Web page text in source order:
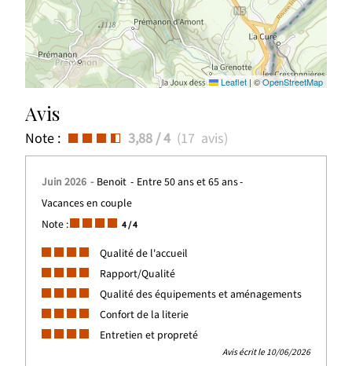
Leaflet | ©OpenStreetMap
Avis
Note : 3,88 / 4 (17 avis)
Juin 2026 Benoit
Entre 50 ans et 65 ans
Vacances en couple
Note :
4/ 4
Qualité de l'accueil
Rapport/Qualité
Qualité des équipements et aménagements
Confort de la literie
Entretien et propreté
Avis écrit le 10/06/2026